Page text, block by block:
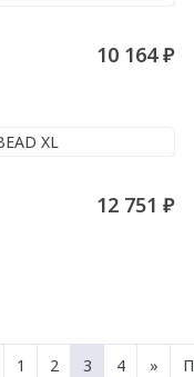
10 164 ₽
12 751 ₽
1 2 3 4 »